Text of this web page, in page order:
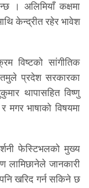
। अलिमियाँ कक्षमा
केन्द्रीत रहेर भावेश
विष्टको सांगीतिक
तमुले प्रदेश सरकारका
थापासहित विष्णु
भाषाको विषयमा
फेस्टिभलको मुख्य
जानकारी
खरिद गर्न सकिने छ